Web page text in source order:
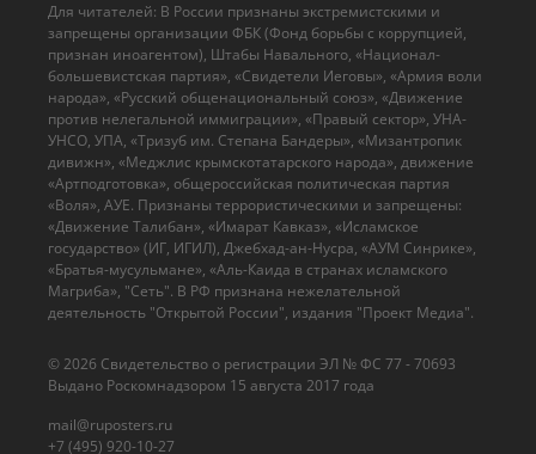
© 2026 Cвидетельство о регистрации ЭЛ № ФС 77 - 70693
Выдано Роскомнадзором 15 августа 2017 года
mail@ruposters.ru
+7 (495) 920-10-27
Для читателей: В России признаны экстремистскими и
запрещены организации ФБК (Фонд борьбы с коррупцией,
признан иноагентом), Штабы Навального, «Национал-
большевистская партия», «Свидетели Иеговы», «Армия воли
народа», «Русский общенациональный союз», «Движение
против нелегальной иммиграции», «Правый сектор», УНА-
УНСО, УПА, «Тризуб им. Степана Бандеры», «Мизантропик
дивижн», «Меджлис крымскотатарского народа», движение
«Артподготовка», общероссийская политическая партия
«Воля», АУЕ. Признаны террористическими и запрещены:
«Движение Талибан», «Имарат Кавказ», «Исламское
государство» (ИГ, ИГИЛ), Джебхад-ан-Нусра, «АУМ Синрике»,
«Братья-мусульмане», «Аль-Каида в странах исламского
Магриба», "Сеть". В РФ признана нежелательной
деятельность "Открытой России", издания "Проект Медиа".